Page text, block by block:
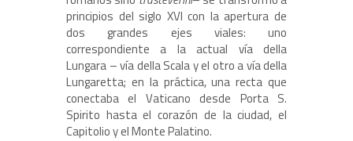
principios del siglo XVI con la apertura de
dos grandes ejes viales: uno
correspondiente a la actual vía della
Lungara – vía della Scala y el otro a vía della
Lungaretta; en la práctica, una recta que
conectaba el Vaticano desde Porta S.
Spirito hasta el corazón de la ciudad, el
Capitolio y el Monte Palatino.